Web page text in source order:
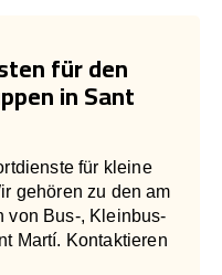
für den
in Sant
für kleine
gehören zu den am
von Bus-, Kleinbus-
Martí. Kontaktieren